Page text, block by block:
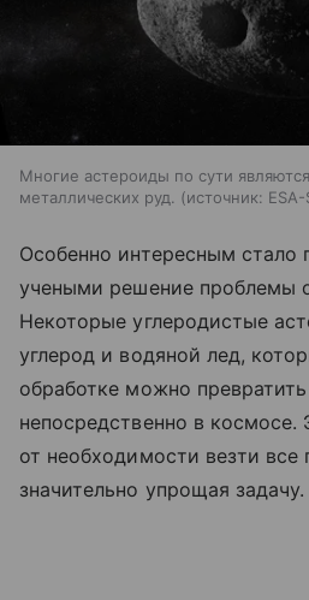
Многие астероиды по сути
металлических руд.
источник:
Особенно интересным стало
учеными решение проблемы
Некоторые углеродистые
углерод и водяной лед,
обработке можно
непосредственно в космосе.
от необходимости везти все
значительно упрощая задачу.